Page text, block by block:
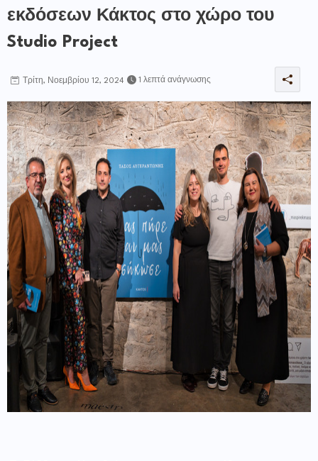
εκδόσεων Κάκτος στο χώρο του
Studio Project
Τρίτη, Νοεμβρίου 12, 2024 1 λεπτά ανάγνωσης